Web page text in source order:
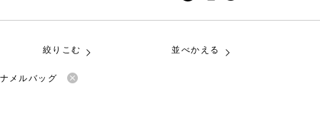
絞りこむ 並べかえる
メルバッグ